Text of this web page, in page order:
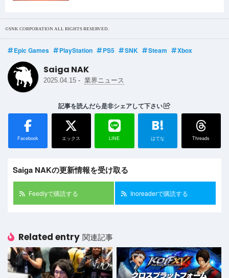
©SNK CORPORATION ALL RIGHTS RESERVED.
Epic Games PlayStation PS5 SNK Steam Xbox
Saiga NAK
2025.04.15 - 業界ニュース
記事を読んだら是非シェアして下さい
Facebook エックス LINE
B!
はてな Threads
Saiga NAKの更新情報を受け取る
Feedlyで購読する Inoreaderで購読する
Related entry 関連記事